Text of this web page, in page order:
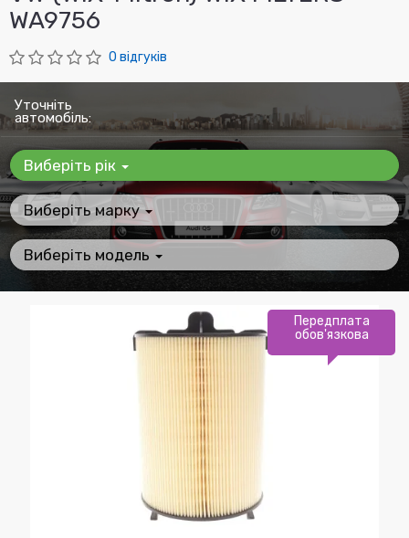
WA9756
0 відгуків
Уточніть
автомобіль:
Виберіть рік
Виберіть марку
Виберіть модель
Передплата
обов'язкова